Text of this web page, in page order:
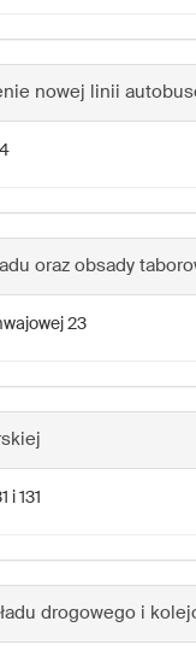
nowej linii
oraz obsady
23
i 131
drogowego i